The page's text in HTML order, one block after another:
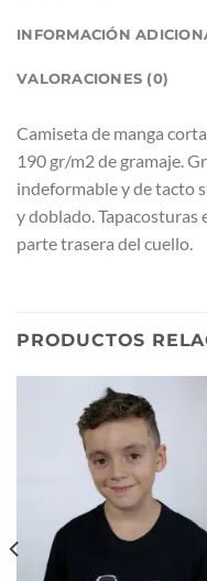
INFORMACIÓN
VALORACIONES (0)
Camiseta de manga
190 gr/m2 de gramaje.
indeformable y de tacto
y doblado. Tapacosturas
parte trasera del cuello.
PRODUCTOS